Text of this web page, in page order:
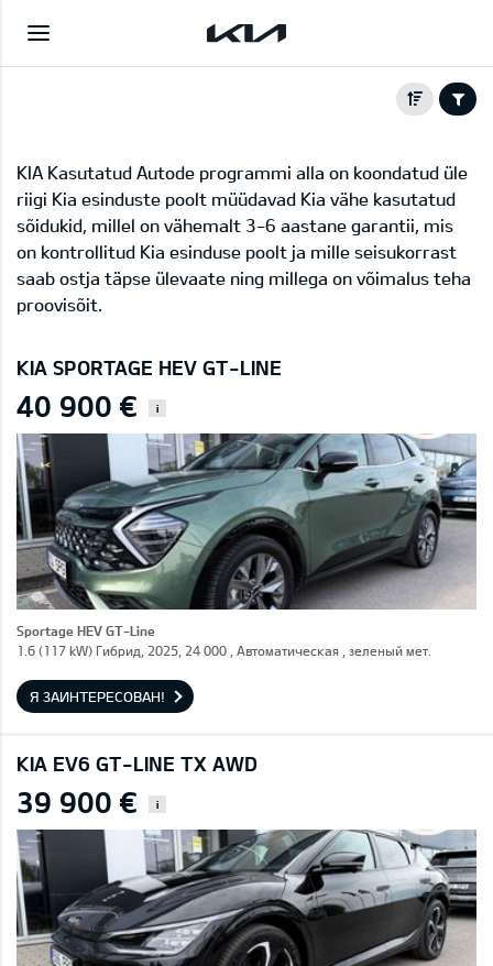
KIA Kasutatud Autode programmi alla on koondatud üle
riigi Kia esinduste poolt müüdavad Kia vähe kasutatud
sõidukid, millel on vähemalt 3-6 aastane garantii, mis
on kontrollitud Kia esinduse poolt ja mille seisukorrast
saab ostja täpse ülevaate ning millega on võimalus teha
proovisõit.
KIA SPORTAGE HEV GT-LINE
40 900 € i
Sportage HEV GT-Line
1.6 (117 kW) Гибрид, 2025, 24 000 , Автоматическая , зеленый мет.
Я ЗАИНТЕРЕСОВАН!
KIA EV6 GT-LINE TX AWD
39 900 € i